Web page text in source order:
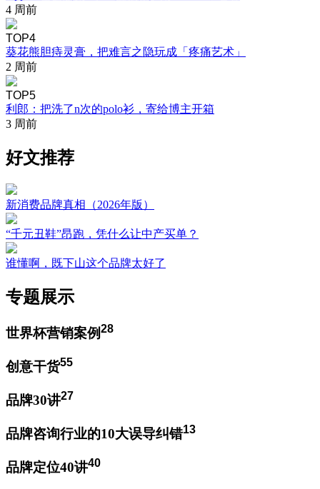
4 周前
TOP4
葵花熊胆痔灵膏，把难言之隐玩成「疼痛艺术」
2 周前
TOP5
利郎：把洗了n次的polo衫，寄给博主开箱
3 周前
好文推荐
新消费品牌真相（2026年版）
“千元丑鞋”昂跑，凭什么让中产买单？
谁懂啊，既下山这个品牌太好了
专题展示
世界杯营销案例28
创意干货55
品牌30讲27
品牌咨询行业的10大误导纠错13
品牌定位40讲40